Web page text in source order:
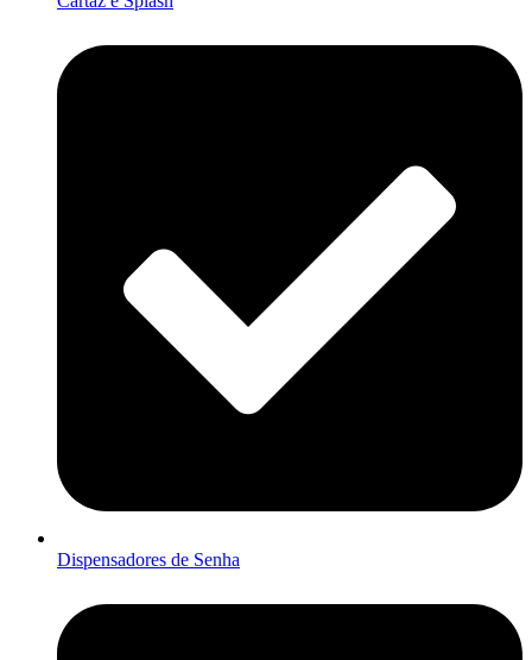
Dispensadores de Senha